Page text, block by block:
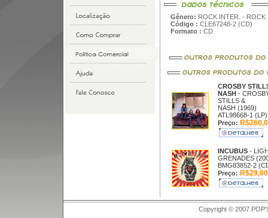
Gênero: ROCK INTER. - ROCK
Código : CLE67248-2 (CD)
Formato : CD
CROSBY
NASH -
STILLS &
NASH (1969)
ATL98668-1 (LP)
Preço:
INCUBUS -
GRENADES
BMG83852-2
Preço: R$29,00
Copyright © 2007